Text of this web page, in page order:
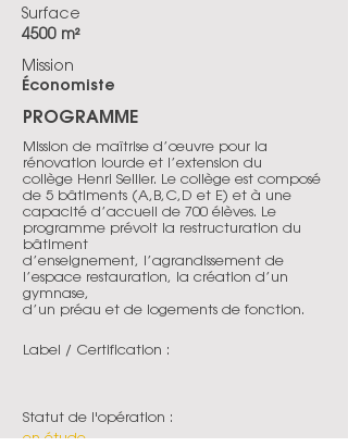
Surface
4500 m²
Mission
Économiste
PROGRAMME
Mission de maîtrise d’œuvre pour la
rénovation lourde et l’extension du
collège Henri Sellier. Le collège est composé
de 5 bâtiments (A,B,C,D et E) et à une
capacité d’accueil de 700 élèves. Le
programme prévoit la restructuration du
bâtiment
d’enseignement, l’agrandissement de
l’espace restauration, la création d’un
gymnase,
d’un préau et de logements de fonction.
Label / Certification :
Statut de l'opération :
en étude